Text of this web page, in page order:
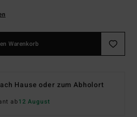
Warenkorb
Hause oder zum Abholort
ab12 August